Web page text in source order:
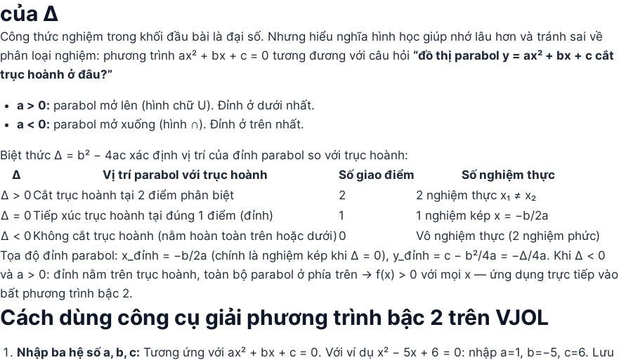
của Δ
Công thức nghiệm trong khối đầu bài là đại số. Nhưng hiểu nghĩa hình học giúp nhớ lâu hơn và tránh sai về
phân loại nghiệm: phương trình ax² + bx + c = 0 tương đương với câu hỏi “đồ thị parabol y = ax² + bx + c cắt
trục hoành ở đâu?”
a > 0: parabol mở lên (hình chữ U). Đỉnh ở dưới nhất.
a < 0: parabol mở xuống (hình ∩). Đỉnh ở trên nhất.
Biệt thức Δ = b² − 4ac xác định vị trí của đỉnh parabol so với trục hoành:
Δ
Vị trí parabol với trục hoành Số giao điểm
Số nghiệm thực
Δ > 0 Cắt trục hoành tại 2 điểm phân biệt 2
2 nghiệm thực x₁ ≠ x₂
Δ = 0Tiếp xúc trục hoành tại đúng 1 điểm (đỉnh) 1
1 nghiệm kép x = −b/2a
Δ < 0 Không cắt trục hoành (nằm hoàn toàn trên hoặc dưới) 0
Vô nghiệm thực (2 nghiệm phức)
Tọa độ đỉnh parabol: x_đỉnh = −b/2a (chính là nghiệm kép khi Δ = 0), y_đỉnh = c − b²/4a = −Δ/4a. Khi Δ < 0
và a > 0: đỉnh nằm trên trục hoành, toàn bộ parabol ở phía trên → f(x) > 0 với mọi x — ứng dụng trực tiếp vào
bất phương trình bậc 2.
Cách dùng công cụ giải phương trình bậc 2 trên VJOL
Nhập ba hệ số a, b, c: Tương ứng với ax² + bx + c = 0. Với ví dụ x² − 5x + 6 = 0: nhập a=1, b=−5, c=6. Lưu